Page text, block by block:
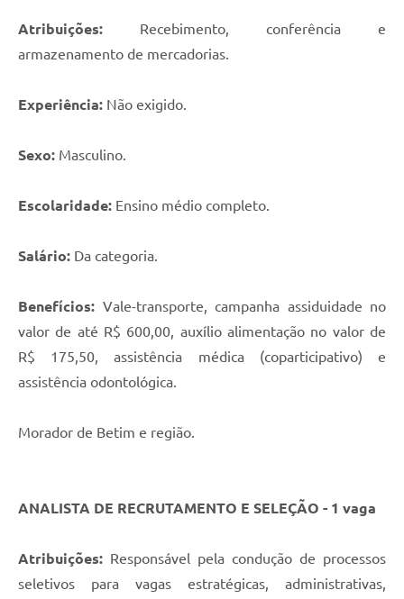
Atribuições: Recebimento, conferência e
armazenamento de mercadorias.
Experiência: Não exigido.
Sexo: Masculino.
Escolaridade: Ensino médio completo.
Salário: Da categoria.
Benefícios: Vale-transporte, campanha assiduidade no
valor de até R$ 600,00, auxílio alimentação no valor de
R$ 175,50, assistência médica (coparticipativo) e
assistência odontológica.
Morador de Betim e região.
ANALISTA DE RECRUTAMENTO E SELEÇÃO - 1 vaga
Atribuições: Responsável pela condução de processos
seletivos para vagas estratégicas, administrativas,